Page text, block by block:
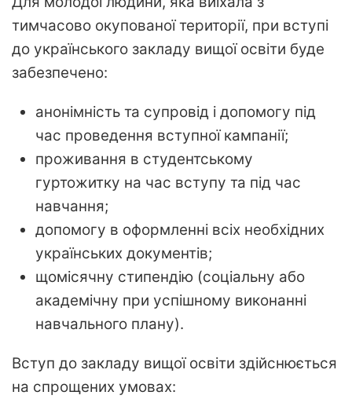
тимчасово окупованої території, при вступі
до українського закладу вищої освіти буде
забезпечено:
анонімність та супровід і допомогу під
час проведення вступної кампанії;
проживання в студентському
гуртожитку на час вступу та під час
навчання;
допомогу в оформленні всіх необхідних
українських документів;
щомісячну стипендію (соціальну або
академічну при успішному виконанні
навчального плану).
Вступ до закладу вищої освіти здійснюється
на спрощених умовах: